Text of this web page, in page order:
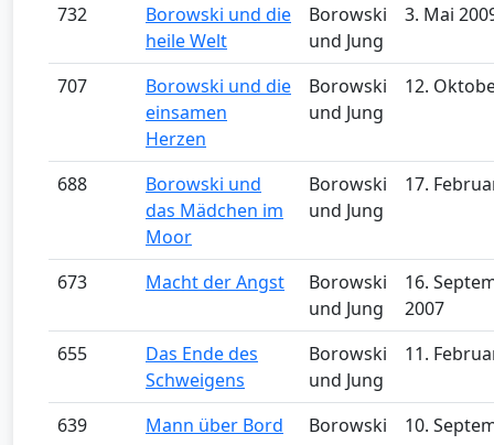
732
Borowski und die
heile Welt
Borowski
und Jung
3. Mai
707
Borowski und die
einsamen
Herzen
Borowski
und Jung
12.
688
Borowski und
das Mädchen im
Moor
Borowski
und Jung
17.
673 Macht der Angst
Borowski
und Jung
16.
2007
655
Das Ende des
Schweigens
Borowski
und Jung
11.
639 Mann über Bord
Borowski
10.